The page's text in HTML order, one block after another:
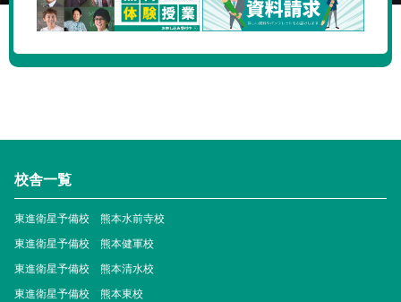
校舎一覧
東進衛星予備校 熊本水前寺校
東進衛星予備校 熊本健軍校
東進衛星予備校 熊本清水校
東進衛星予備校 熊本東校